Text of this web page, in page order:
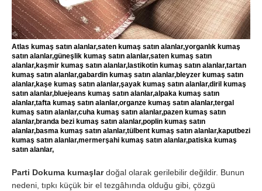
Atlas kumaş satın alanlar,saten kumaş satın alanlar,yorganlık kumaş
satın alanlar,güneşlik kumaş satın alanlar,saten kumaş satın
alanlar,kaşmir kumaş satın alanlar,lastikotin kumaş satın alanlar,tartan
kumaş satın alanlar,gabardin kumaş satın alanlar,bleyzer kumaş satın
alanlar,kaşe kumaş satın alanlar,şayak kumaş satın alanlar,diril kumaş
satın alanlar,bluejeans kumaş satın alanlar,alpaka kumaş satın
alanlar,tafta kumaş satın alanlar,organze kumaş satın alanlar,tergal
kumaş satın alanlar,cuha kumaş satın alanlar,pazen kumaş satın
alanlar,branda bezi kumaş satın alanlar,poplin kumaş satın
alanlar,basma kumaş satın alanlar,tülbent kumaş satın alanlar,kaputbezi
kumaş satın alanlar,mermerşahi kumaş satın alanlar,patiska kumaş
satın alanlar,
Parti Dokuma kumaşlardoğal olarak gerilebilir değildir. Bunun
nedeni, tıpkı küçük bir el tezgâhında olduğu gibi, çözgü